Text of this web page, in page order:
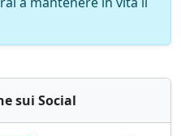
sui Social